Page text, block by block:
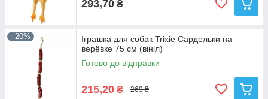
293,70 ₴
–20%
Іграшка для собак Trixie Сардельки на
верёвке 75 см (вініл)
Готово до відправки
215,20 ₴ 269 ₴